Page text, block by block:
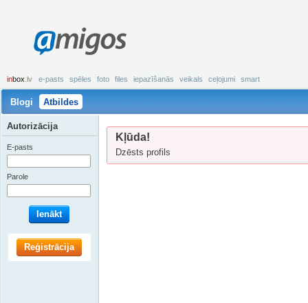
amigos
inbox .lv e-pasts spēles foto files iepazīšanās veikals ceļojumi smart
Blogi Atbildes
Kļūda!
Dzēsts profils
Autorizācija
E-pasts
Parole
Ienākt
Reģistrācija